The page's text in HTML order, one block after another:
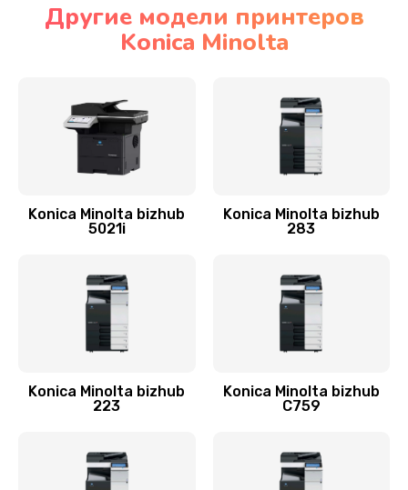
Другие модели принтеров
Konica Minolta
Konica Minolta bizhub
5021i
Konica Minolta bizhub
283
Konica Minolta bizhub
223
Konica Minolta bizhub
C759